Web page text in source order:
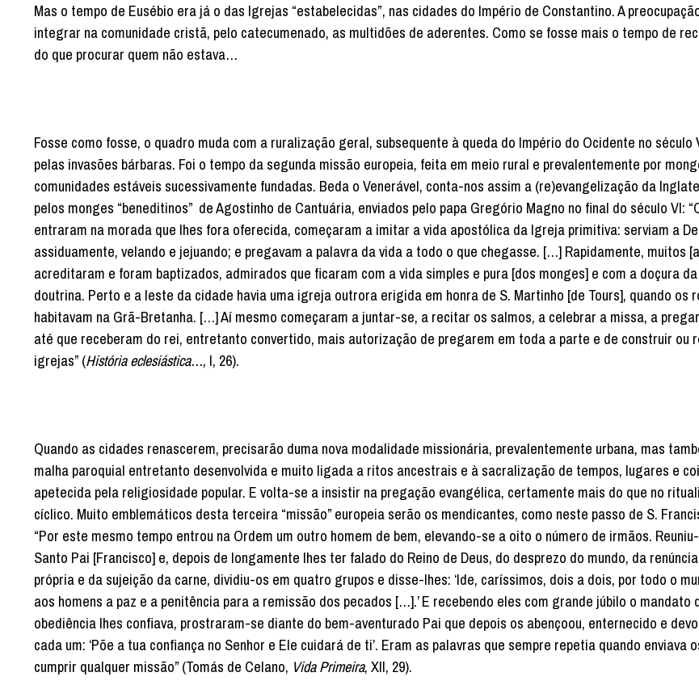
Mas o tempo de Eusébio era já o das Igrejas “estabelecidas”, nas cidades do Império de Constantino. A
integrar na comunidade cristã, pelo catecumenado, as multidões de aderentes. Como se fosse mais o tempo de
do que procurar quem não estava…
Fosse como fosse, o quadro muda com a ruralização geral, subsequente à queda do Império do Ocidente no século
pelas invasões bárbaras. Foi o tempo da segunda missão europeia, feita em meio rural e prevalentemente por
comunidades estáveis sucessivamente fundadas. Beda o Venerável, conta-nos assim a (re)evangelização da
pelos monges “beneditinos” de Agostinho de Cantuária, enviados pelo papa Gregório Magno no final do século VI:
entraram na morada que lhes fora oferecida, começaram a imitar a vida apostólica da Igreja primitiva: serviam a
assiduamente, velando e jejuando; e pregavam a palavra da vida a todo o que chegasse. […] Rapidamente, muitos
acreditaram e foram baptizados, admirados que ficaram com a vida simples e pura [dos monges] e com a doçura
doutrina. Perto e a leste da cidade havia uma igreja outrora erigida em honra de S. Martinho [de Tours], quando os
habitavam na Grã-Bretanha. […] Aí mesmo começaram a juntar-se, a recitar os salmos, a celebrar a missa, a
até que receberam do rei, entretanto convertido, mais autorização de pregarem em toda a parte e de construir ou
igrejas” (História eclesiástica…, I, 26).
Quando as cidades renascerem, precisarão duma nova modalidade missionária, prevalentemente urbana, mas
malha paroquial entretanto desenvolvida e muito ligada a ritos ancestrais e à sacralização de tempos, lugares e
apetecida pela religiosidade popular. E volta-se a insistir na pregação evangélica, certamente mais do que no
cíclico. Muito emblemáticos desta terceira “missão” europeia serão os mendicantes, como neste passo de S.
“Por este mesmo tempo entrou na Ordem um outro homem de bem, elevando-se a oito o número de irmãos.
Santo Pai [Francisco] e, depois de longamente lhes ter falado do Reino de Deus, do desprezo do mundo, da
própria e da sujeição da carne, dividiu-os em quatro grupos e disse-lhes: ‘Ide, caríssimos, dois a dois, por todo o
aos homens a paz e a penitência para a remissão dos pecados […].’ E recebendo eles com grande júbilo o mandato
obediência lhes confiava, prostraram-se diante do bem-aventurado Pai que depois os abençoou, enternecido e
cada um: ‘Põe a tua confiança no Senhor e Ele cuidará de ti’. Eram as palavras que sempre repetia quando enviava
cumprir qualquer missão” (Tomás de Celano, Vida Primeira, XII, 29).